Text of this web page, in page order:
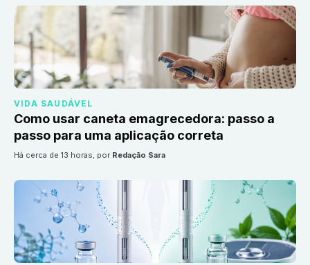
VIDA SAUDÁVEL
Como usar caneta emagrecedora: passo a
passo para uma aplicação correta
há cerca de 13 horas, por Redação Sara